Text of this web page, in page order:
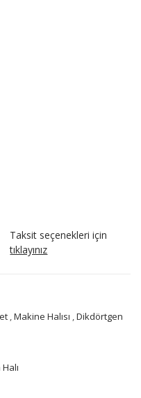
Taksit seçenekleri için
tıklayınız
,Makine Halısı ,Dikdörtgen